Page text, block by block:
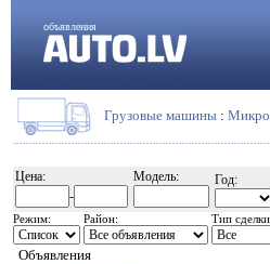
объявления
Грузовые машины :
Цена:
-
Модель:
Год:
Режим: Район: Тип
Объявления